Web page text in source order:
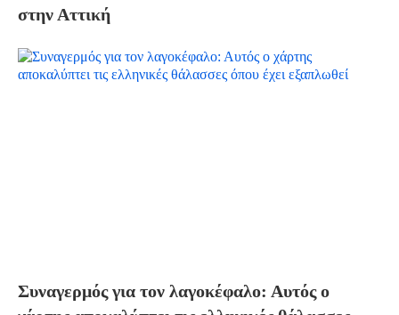
στην Αττική
Συναγερμός για τον λαγοκέφαλο: Αυτός ο